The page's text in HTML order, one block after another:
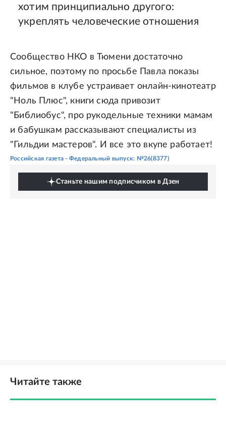
хотим принципиально другого:
укреплять человеческие отношения
Сообщество НКО в Тюмени достаточно
сильное, поэтому по просьбе Павла показы
фильмов в клубе устраивает онлайн-кинотеатр
"Ноль Плюс", книги сюда привозит
"Библиобус", про рукодельные техники мамам
и бабушкам рассказывают специалисты из
"Гильдии мастеров". И все это вкупе работает!
Российская газета - Федеральный выпуск: №26(8377)
Станьте нашим подписчиком в Дзен
Читайте также